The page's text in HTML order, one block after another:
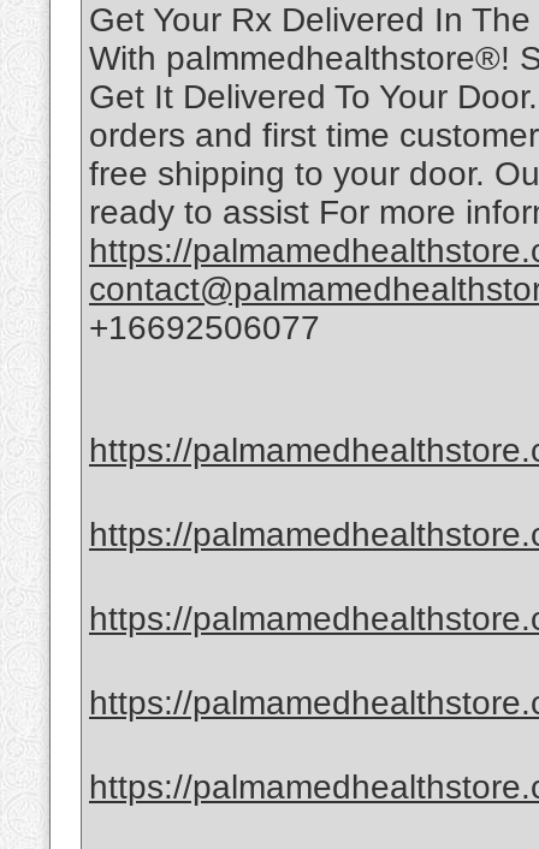
Get Your Rx Delivered In
With palmmedhealthstore®!
Get It Delivered To Your
orders and first time
free shipping to your door.
ready to assist For more
https://
+16692506077
https://
https://
https://
https://
https://